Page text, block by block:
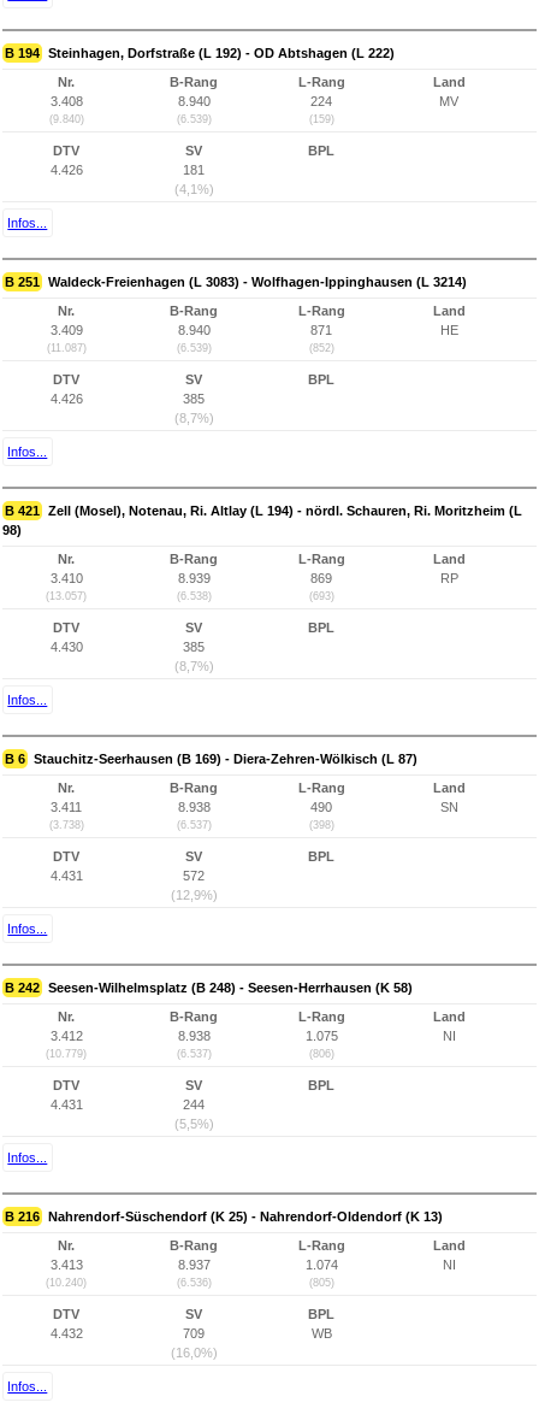
B 194 Steinhagen, Dorfstraße (L 192) - OD Abtshagen (L 222)
Nr.
3.408
(9.840)
B-Rang
8.940
(6.539)
L-Rang
224
(159)
Land
MV
DTV
4.426
SV
181
(4,1%)
BPL
Infos...
B 251 Waldeck-Freienhagen (L 3083) - Wolfhagen-Ippinghausen (L 3214)
Nr.
3.409
(11.087)
B-Rang
8.940
(6.539)
L-Rang
871
(852)
Land
HE
DTV
4.426
SV
385
(8,7%)
BPL
Infos...
B 421 Zell (Mosel), Notenau, Ri. Altlay (L 194) - nördl. Schauren, Ri. Moritzheim (L
98)
Nr.
3.410
(13.057)
B-Rang
8.939
(6.538)
L-Rang
869
(693)
Land
RP
DTV
4.430
SV
385
(8,7%)
BPL
Infos...
B 6 Stauchitz-Seerhausen (B 169) - Diera-Zehren-Wölkisch (L 87)
Nr.
3.411
(3.738)
B-Rang
8.938
(6.537)
L-Rang
490
(398)
Land
SN
DTV
4.431
SV
572
(12,9%)
BPL
Infos...
B 242 Seesen-Wilhelmsplatz (B 248) - Seesen-Herrhausen (K 58)
Nr.
3.412
(10.779)
B-Rang
8.938
(6.537)
L-Rang
1.075
(806)
Land
NI
DTV
4.431
SV
244
(5,5%)
BPL
Infos...
B 216 Nahrendorf-Süschendorf (K 25) - Nahrendorf-Oldendorf (K 13)
Nr.
3.413
(10.240)
B-Rang
8.937
(6.536)
L-Rang
1.074
(805)
Land
NI
DTV
4.432
SV
709
(16,0%)
BPL
WB
Infos...